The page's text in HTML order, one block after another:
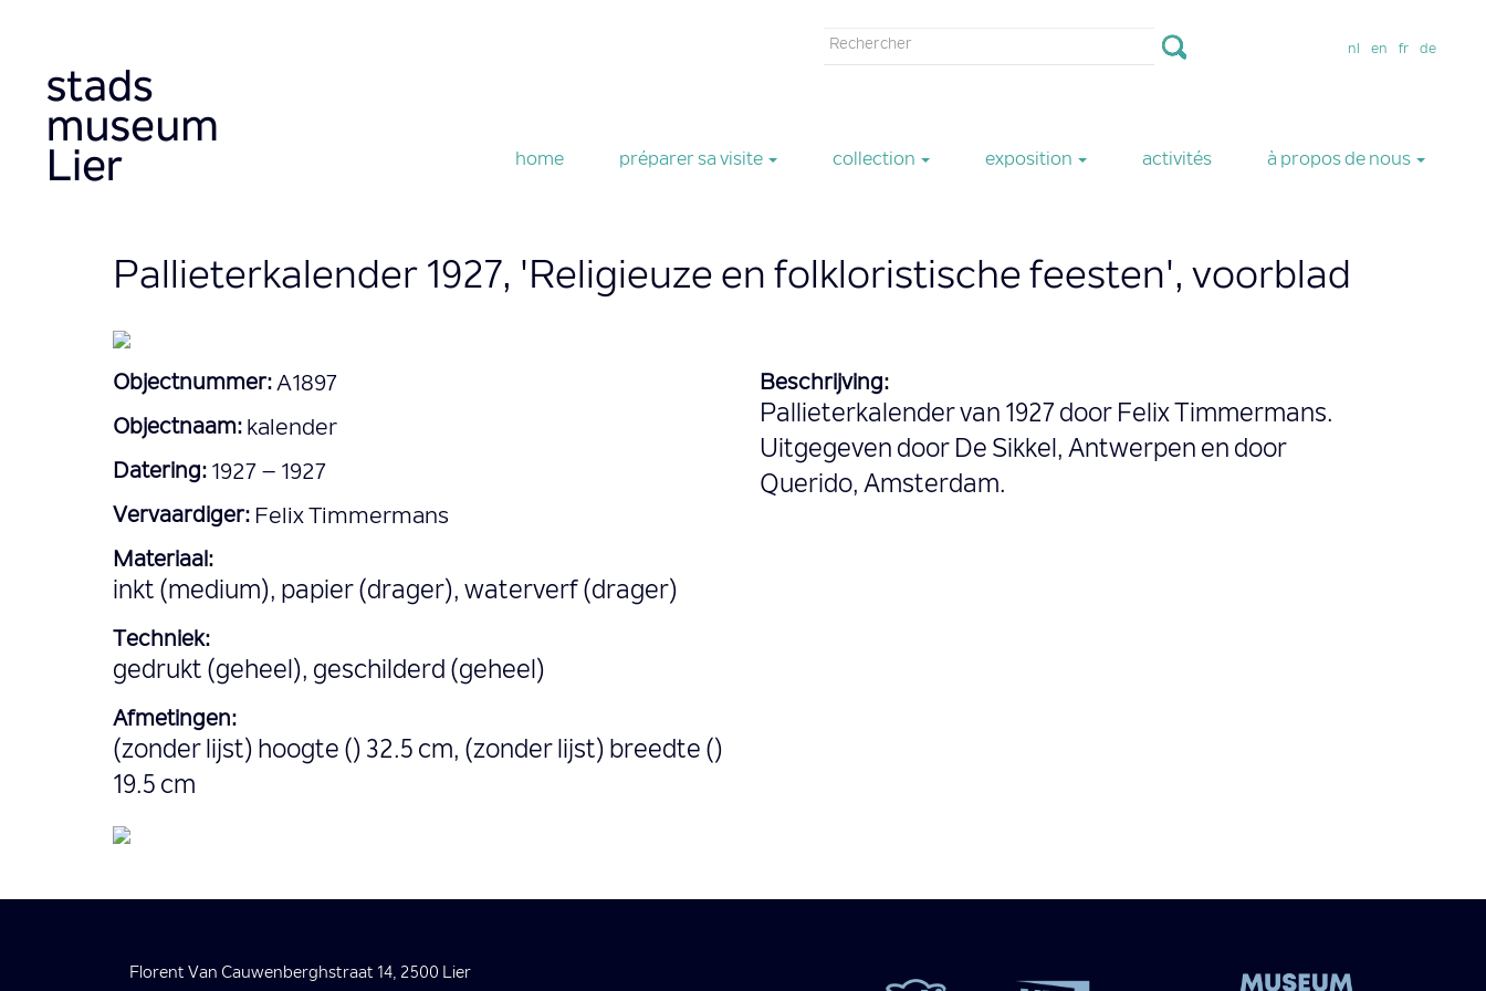
Formulaire
nl en fr de
home préparer sa visite collection exposition activités à propos de nous
Pallieterkalender 1927, 'Religieuze en folkloristische feesten', voorblad
Objectnummer: A1897
Objectnaam: kalender
Datering: 1927 – 1927
Vervaardiger: Felix Timmermans
Materiaal:
inkt (medium), papier (drager), waterverf (drager)
Techniek:
gedrukt (geheel), geschilderd (geheel)
Afmetingen:
(zonder lijst) hoogte () 32.5 cm, (zonder lijst) breedte ()
19.5 cm
Beschrijving:
Pallieterkalender van 1927 door Felix Timmermans.
Uitgegeven door De Sikkel, Antwerpen en door
Querido, Amsterdam.
Florent Van Cauwenberghstraat 14, 2500 Lier